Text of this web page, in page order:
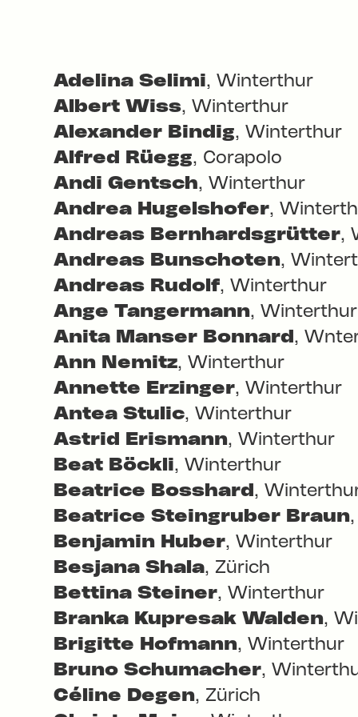
Adelina Selimi, Winterthur
Albert Wiss, Winterthur
Alexander Bindig, Winterthur
Alfred Rüegg, Corapolo
Andi Gentsch, Winterthur
Andrea Hugelshofer,
Andreas Bernhardsgrütter,
Andreas Bunschoten,
Andreas Rudolf, Winterthur
Ange Tangermann, Winterthur
Anita Manser Bonnard ,
Ann Nemitz, Winterthur
Annette Erzinger, Winterthur
Antea Stulic, Winterthur
Astrid Erismann, Winterthur
Beat Böckli, Winterthur
Beatrice Bosshard ,
Beatrice Steingruber Braun
Benjamin Huber, Winterthur
Besjana Shala, Zürich
Bettina Steiner, Winterthur
Branka Kupresak Walden,
Brigitte Hofmann, Winterthur
Bruno Schumacher,
Céline Degen, Zürich